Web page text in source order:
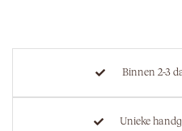
Binnen 2-3
Unieke